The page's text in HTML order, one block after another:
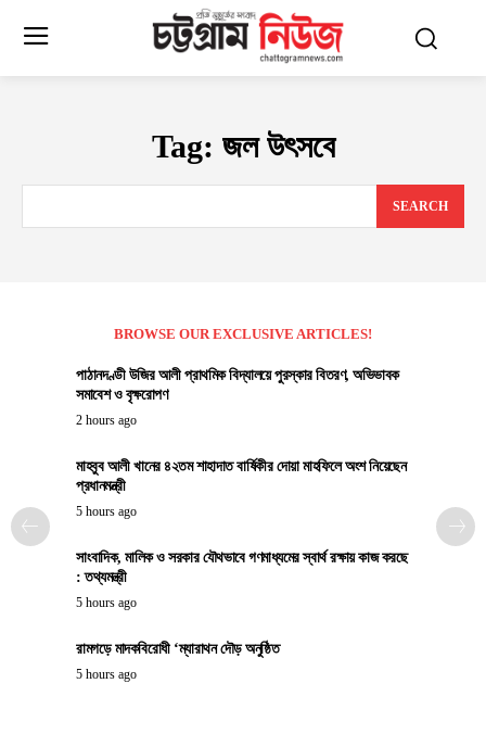
Tag: জল উৎসবে
SEARCH
BROWSE OUR EXCLUSIVE ARTICLES!
পাঠানদণ্ডী উজির আলী প্রাথমিক বিদ্যালয়ে পুরস্কার বিতরণ, অভিভাবক
সমাবেশ ও বৃক্ষরোপণ
2 hours ago
মাহবুব আলী খানের ৪২তম শাহাদাত বার্ষিকীর দোয়া মাহফিলে অংশ নিয়েছেন
প্রধানমন্ত্রী
5 hours ago
সাংবাদিক, মালিক ও সরকার যৌথভাবে গণমাধ্যমের স্বার্থ রক্ষায় কাজ করছে
: তথ্যমন্ত্রী
5 hours ago
রামগড়ে মাদকবিরোধী ‘ম্যারাথন দৌড় অনুষ্ঠিত
5 hours ago